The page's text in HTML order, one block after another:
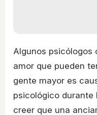
Algunos psicólogos
amor que pueden
gente mayor es
psicológico durante
creer que una